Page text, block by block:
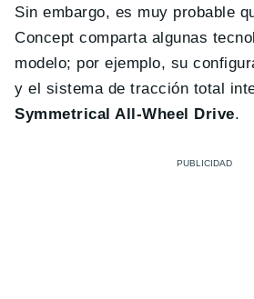
Sin embargo, es muy probable
Concept comparta algunas
modelo; por ejemplo, su
y el sistema de tracción total
Symmetrical All-Wheel Drive.